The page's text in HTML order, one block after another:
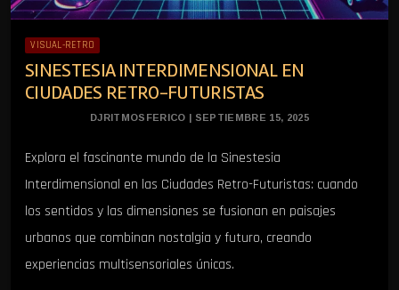
VISUAL-RETRO
SINESTESIA INTERDIMENSIONAL EN
CIUDADES RETRO-FUTURISTAS
DJRITMOSFERICO | SEPTIEMBRE 15, 2025
Explora el fascinante mundo de la Sinestesia
Interdimensional en las Ciudades Retro-Futuristas: cuando
los sentidos y las dimensiones se fusionan en paisajes
urbanos que combinan nostalgia y futuro, creando
experiencias multisensoriales únicas.